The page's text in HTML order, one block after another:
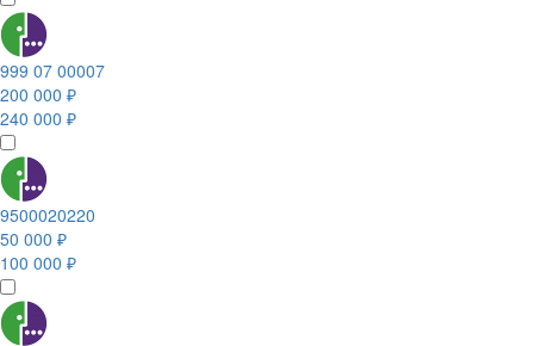
999 07 00007
200 000 ₽
240 000 ₽
9500020220
50 000 ₽
100 000 ₽